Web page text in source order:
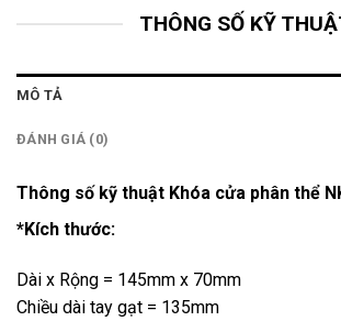
THÔNG SỐ KỸ
MÔ TẢ
ĐÁNH GIÁ (0)
Thông số kỹ thuật Khóa cửa phân thể
*Kích thước:
Dài x Rộng = 145mm x 70mm
Chiều dài tay gạt = 135mm